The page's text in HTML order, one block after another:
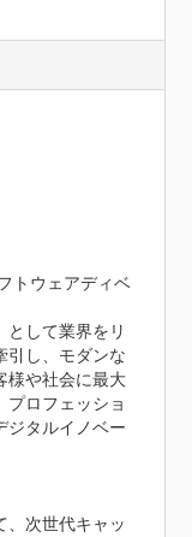
トウェアディベ
として業界をリ
引し、モダンな
様や社会に最大
プロフェッショ
ジタルイノベー
、次世代キャッ